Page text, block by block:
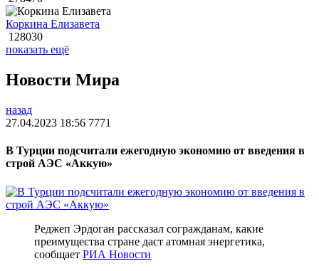
Коркина Елизавета
128030
показать ещё
Новости Мира
назад
27.04.2023 18:56 7771
В Турции подсчитали ежегодную экономию от введения в
строй АЭС «Аккую»
Реджеп Эрдоган рассказал согражданам, какие
преимущества стране даст атомная энергетика,
сообщает РИА Новости